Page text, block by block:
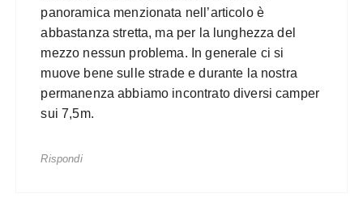
panoramica menzionata nell’articolo è
abbastanza stretta, ma per la lunghezza del
mezzo nessun problema. In generale ci si
muove bene sulle strade e durante la nostra
permanenza abbiamo incontrato diversi camper
sui 7,5m.
Rispondi